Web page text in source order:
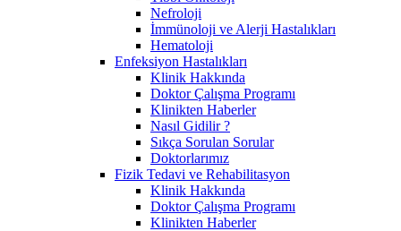
Nefroloji
İmmünoloji ve Alerji Hastalıkları
Hematoloji
Enfeksiyon Hastalıkları
Klinik Hakkında
Doktor Çalışma Programı
Klinikten Haberler
Nasıl Gidilir ?
Sıkça Sorulan Sorular
Doktorlarımız
Fizik Tedavi ve Rehabilitasyon
Klinik Hakkında
Doktor Çalışma Programı
Klinikten Haberler